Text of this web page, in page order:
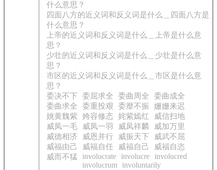
什么意思？
四面八方的近义词和反义词是什么＿四面八方是
什么意思？
上帝的近义词和反义词是什么＿上帝是什么意
思？
少壮的近义词和反义词是什么＿少壮是什么意
思？
市区的近义词和反义词是什么＿市区是什么意
思？
委决不下 委屈求全 委曲周全
委曲成全
委曲求全
委重投艰 委靡不振
姗姗来迟
姚黄魏紫 姱容修态 姹紫嫣红
威信扫地
威凤一毛
威凤一羽 威凤祥麟
威加万里
威德相济
威恩并行 威振天下
威武不屈
威福由己
威福自任 威福自己
威福自恣
威而不猛
involucrate involucre
involucred
involucrum
involuntarily